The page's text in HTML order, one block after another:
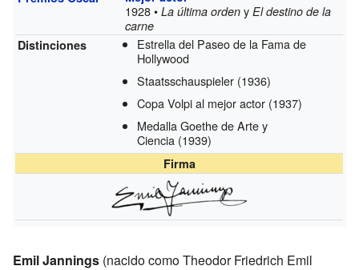
1928 •La última orden yEl destino de la
carne
Distinciones
Estrella del Paseo de la Fama de
Hollywood
Staatsschauspieler (1936)
Copa Volpi al mejor actor (1937)
Medalla Goethe de Arte y
Ciencia (1939)
Firma
Emil Jannings (nacido como Theodor Friedrich Emil